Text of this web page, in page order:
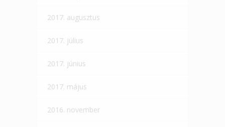
2017. augusztus
2017. július
2017. június
2017. május
2016. november